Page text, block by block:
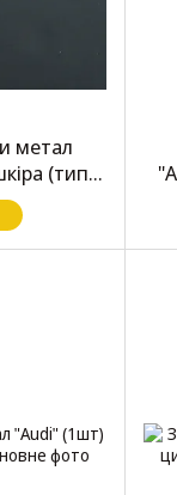
метал
(тип